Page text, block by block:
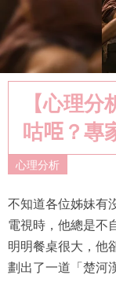
【心理
咕𠱸？專
心理分析
不知道各位姊妹有
電視時，他總是不
明明餐桌很大，他
劃出了一道「楚河